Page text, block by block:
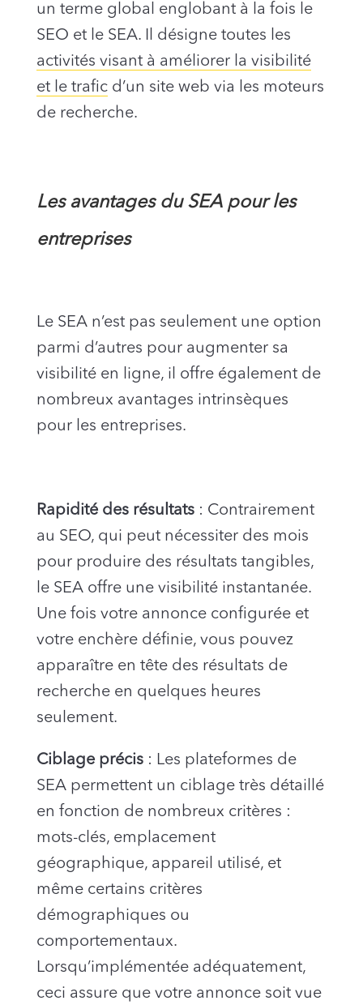
un terme global englobant à la fois le
SEO et le SEA. Il désigne toutes les
activités visant à améliorer la visibilité
et le traficd’un site web via les moteurs
de recherche.
Les avantages du SEA pour les
entreprises
Le SEA n’est pas seulement une option
parmi d’autres pour augmenter sa
visibilité en ligne, il offre également de
nombreux avantages intrinsèques
pour les entreprises.
Rapidité des résultats: Contrairement
au SEO, qui peut nécessiter des mois
pour produire des résultats tangibles,
le SEA offre une visibilité instantanée.
Une fois votre annonce configurée et
votre enchère définie, vous pouvez
apparaître en tête des résultats de
recherche en quelques heures
seulement.
Ciblage précis: Les plateformes de
SEA permettent un ciblage très détaillé
en fonction de nombreux critères :
mots-clés, emplacement
géographique, appareil utilisé, et
même certains critères
démographiques ou
comportementaux.
Lorsqu’implémentée adéquatement,
ceci assure que votre annonce soit vue